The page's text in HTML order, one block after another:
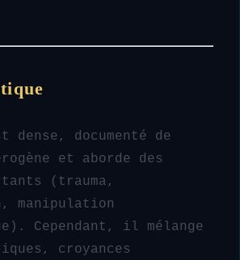
dense, documenté de
et aborde des
(trauma,
manipulation
Cependant, il mélange
croyances